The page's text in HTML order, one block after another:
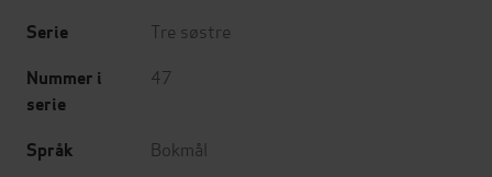
Serie Tre søstre
Nummer i
serie
47
Språk Bokmål